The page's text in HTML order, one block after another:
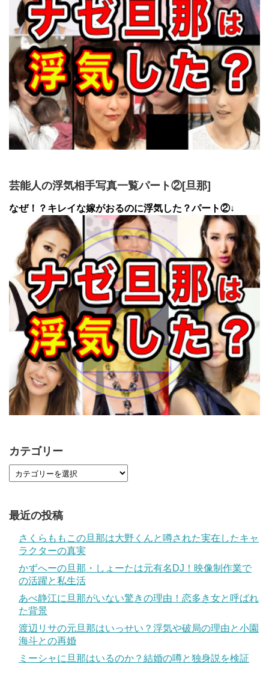
芸能人の浮気相手写真一覧パート②[旦那]
なぜ！？キレイな嫁がおるのに浮気した？パート②↓
カテゴリー
最近の投稿
さくらももこの旦那は大野くんと噂された実在したキャ
ラクターの真実
かずへーの旦那・しょーたは元有名DJ！映像制作業で
の活躍と私生活
あべ静江に旦那がいない驚きの理由！恋多き女と呼ばれ
た背景
渡辺リサの元旦那はいっせい？浮気や破局の理由と小園
海斗との再婚
ミーシャに旦那はいるのか？結婚の噂と独身説を検証